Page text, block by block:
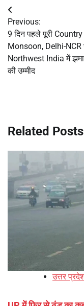
Post
navigation
Previous:
9 दिन पहले पूरी Country
Monsoon, Delhi-NCR
Northwest India में
की उम्मीद
Related Posts
उत्तर